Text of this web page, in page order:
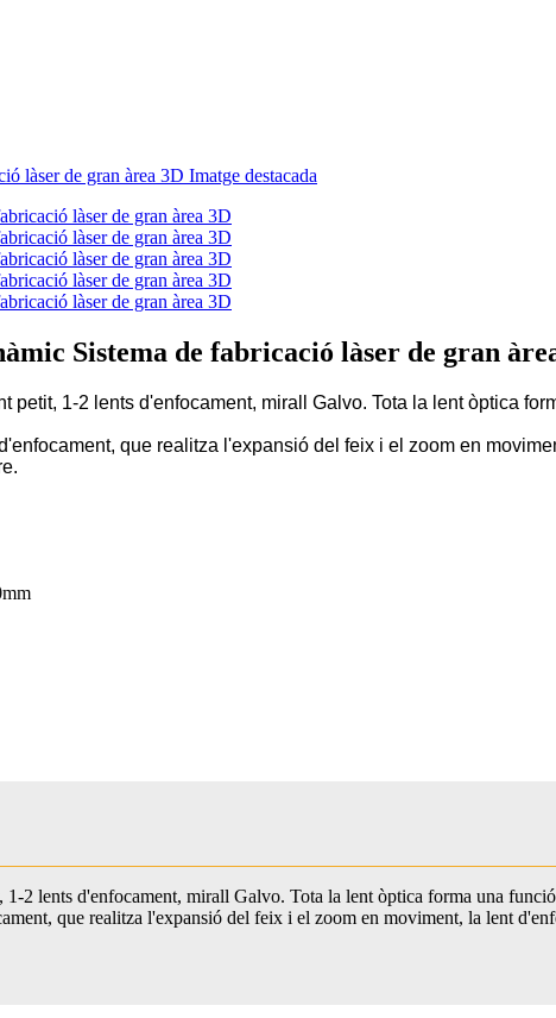
Sistema de fabricació làser de gran
1-2 lents d'enfocament, mirall Galvo. Tota la lent òptica
que realitza l'expansió del feix i el zoom en
2 lents d'enfocament, mirall Galvo. Tota la lent òptica forma una
que realitza l'expansió del feix i el zoom en moviment, la lent